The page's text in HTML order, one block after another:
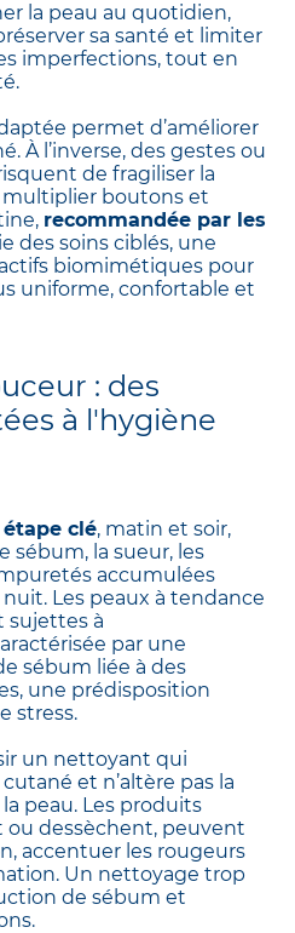
la peau au quotidien,
sa santé et limiter
imperfections, tout en
permet d’améliorer
À l’inverse, des gestes ou
de fragiliser la
boutons et
recommandée par les
des soins ciblés, une
biomimétiques pour
uniforme, confortable et
: des
à l'hygiène
clé, matin et soir,
sébum, la sueur, les
accumulées
Les peaux à tendance
sujettes à
par une
sébum liée à des
une prédisposition
stress.
un nettoyant qui
et n’altère pas la
peau. Les produits
ou dessèchent, peuvent
accentuer les rougeurs
Un nettoyage trop
de sébum et